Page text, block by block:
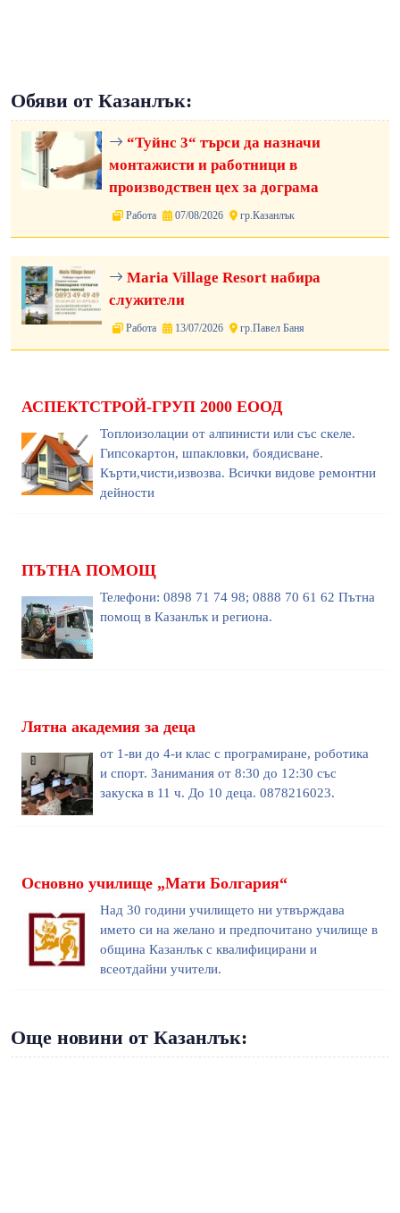
Обяви от Казанлък:
“Туйнс 3“ търси да назначи
монтажисти и работници в
производствен цех за дограма
Работа 07/08/2026 гр.Казанлък
Maria Village Resort набира
служители
Работа 13/07/2026 гр.Павел Баня
АСПЕКТСТРОЙ-ГРУП 2000 ЕООД
Топлоизолации от алпинисти или със скеле.
Гипсокартон, шпакловки, боядисване.
Кърти,чисти,извозва. Всички видове ремонтни
дейности
ПЪТНА ПОМОЩ
Телефони: 0898 71 74 98; 0888 70 61 62 Пътна
помощ в Казанлък и региона.
Лятна академия за деца
от 1-ви до 4-и клас с програмиране, роботика
и спорт. Занимания от 8:30 до 12:30 със
закуска в 11 ч. До 10 деца. 0878216023.
Основно училище „Мати Болгария“
Над 30 години училището ни утвърждава
името си на желано и предпочитано училище в
община Казанлък с квалифицирани и
всеотдайни учители.
Още новини от Казанлък: